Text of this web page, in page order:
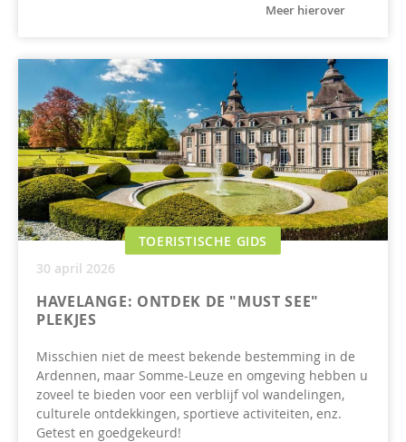
Meer hierover
TOERISTISCHE GIDS
30 april 2026
HAVELANGE: ONTDEK DE "MUST SEE"
PLEKJES
Misschien niet de meest bekende bestemming in de
Ardennen, maar Somme-Leuze en omgeving hebben u
zoveel te bieden voor een verblijf vol wandelingen,
culturele ontdekkingen, sportieve activiteiten, enz.
Getest en goedgekeurd!